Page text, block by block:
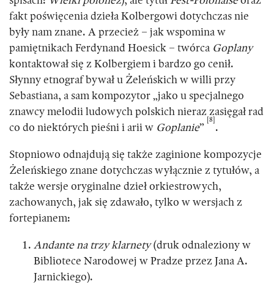
fakt poświęcenia dzieła Kolbergowi dotychczas nie
były nam znane. A przecież – jak wspomina w
pamiętnikach Ferdynand Hoesick – twórca Goplany
kontaktował się z Kolbergiem i bardzo go cenił.
Słynny etnograf bywał u Żeleńskich w willi przy
Sebastiana, a sam kompozytor „jako u specjalnego
znawcy melodii ludowych polskich nieraz zasięgał rad
co do niektórych pieśni i arii w Goplanie”
[8]
.
Stopniowo odnajdują się także zaginione kompozycje
Żeleńskiego znane dotychczas wyłącznie z tytułów, a
także wersje oryginalne dzieł orkiestrowych,
zachowanych, jak się zdawało, tylko w wersjach z
fortepianem:
Andante na trzy klarnety(druk odnaleziony w
Bibliotece Narodowej w Pradze przez Jana A.
Jarnickiego).